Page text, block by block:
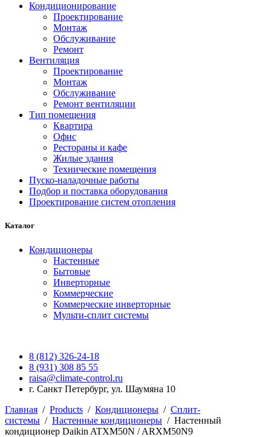
Кондиционирование
Проектирование
Монтаж
Обслуживание
Ремонт
Вентиляция
Проектирование
Монтаж
Обслуживание
Ремонт вентиляции
Тип помещения
Квартира
Офис
Рестораны и кафе
Жилые здания
Технические помещения
Пуско-наладочные работы
Подбор и поставка оборудования
Проектирование систем отопления
Каталог
Кондиционеры
Настенные
Бытовые
Инверторные
Коммерческие
Коммерческие инверторные
Мульти-сплит системы
8 (812) 326-24-18
8 (931) 308 85 55
raisa@climate-control.ru
г. Санкт Петербург, ул. Шаумяна 10
Главная / Products / Кондиционеры / Сплит-
системы / Настенные кондиционеры / Настенный
кондиционер Daikin ATXM50N / ARXM50N9